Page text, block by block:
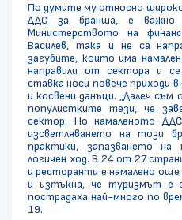
По думите му относно
ДДС за бранша, е
Министерството на
Василев, така и не са
загубите, които има
направили от сектора и
ставка носи повече приходи
и косвени данъци. „Далеч
популистките тези, че
сектор. Но намаленото
изсветляването на този
практики, запазването
логичен ход. В 24 от 27
и ресторанти е намалено още
и изтъкна, че туризмът е
пострадаха най-много по
19.